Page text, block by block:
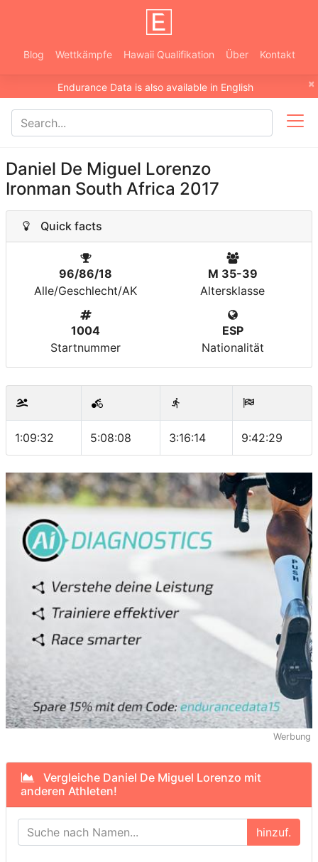
Blog Wettkämpfe Hawaii Qualifikation Über Kontakt
×
Endurance Data is also available in English
Daniel De Miguel Lorenzo
Ironman South Africa 2017
Quick facts
96/86/18
Alle/Geschlecht/AK
M 35-39
Altersklasse
1004
Startnummer
ESP
Nationalität
1:09:32 5:08:08 3:16:14 9:42:29
Werbung
Vergleiche Daniel De Miguel Lorenzo mit
anderen Athleten!
hinzuf.